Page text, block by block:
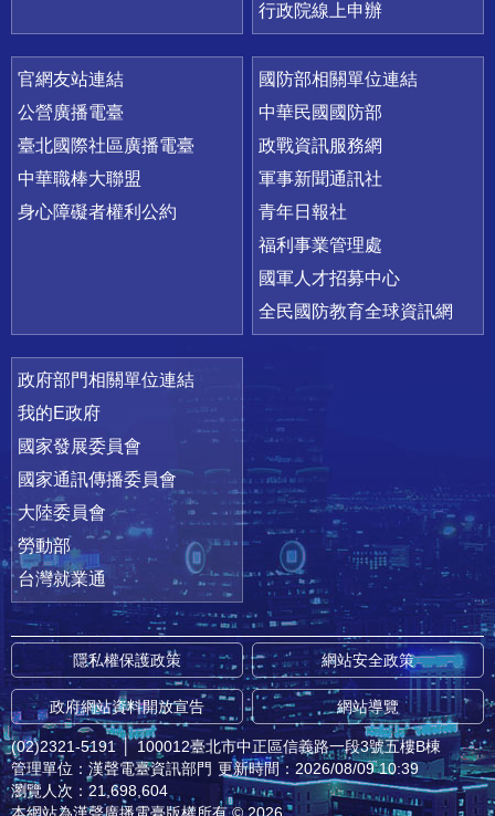
行政院線上申辦
官網友站連結
公營廣播電臺
臺北國際社區廣播電臺
中華職棒大聯盟
身心障礙者權利公約
國防部相關單位連結
中華民國國防部
政戰資訊服務網
軍事新聞通訊社
青年日報社
福利事業管理處
國軍人才招募中心
全民國防教育全球資訊網
政府部門相關單位連結
我的E政府
國家發展委員會
國家通訊傳播委員會
大陸委員會
勞動部
台灣就業通
隱私權保護政策 網站安全政策
政府網站資料開放宣告 網站導覽
(02)2321-5191 │ 100012臺北市中正區信義路一段3號五樓B棟
管理單位：漢聲電臺資訊部門 更新時間：2026/08/09 10:39
瀏覽人次：21,698,604